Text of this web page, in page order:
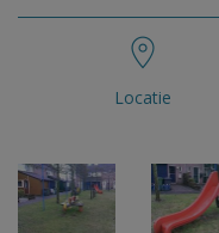
Locatie